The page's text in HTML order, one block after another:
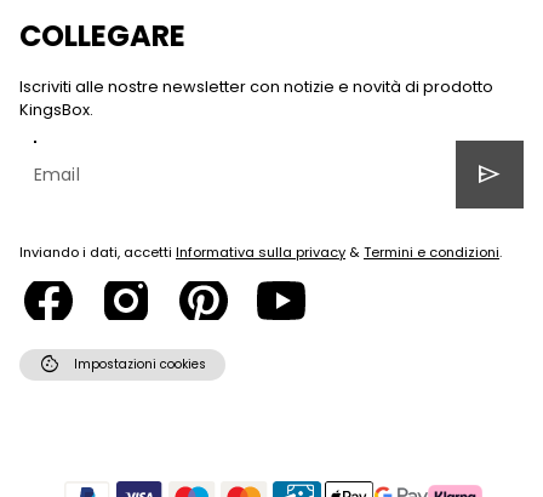
COLLEGARE
Iscriviti alle nostre newsletter con notizie e novità di prodotto
KingsBox.
send
Inviando i dati, accetti Informativa sulla privacy &Termini e condizioni.
cookie Impostazioni cookies